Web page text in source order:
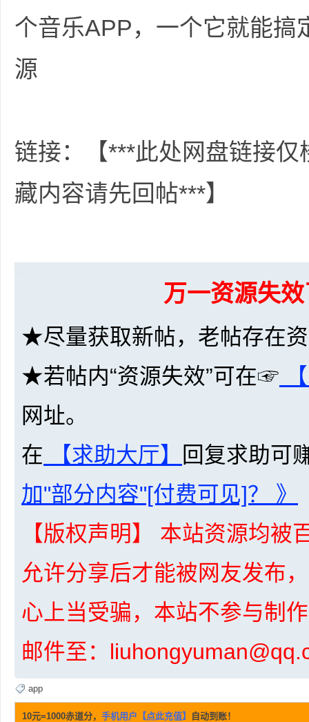
个音乐APP，一个它就能搞
源
链接：【***此处网盘链接
藏内容请先回帖***】
万一资源失
★尽量获取新帖，老帖存在
★若帖内“资源失效”可在☞
网址。
在 【求助大厅】
回复求助可
加"部分内容"[付费可见]？ 》
【版权声明】 本站资源均
允许分享后才能被网友发布
心上当受骗，本站不参与制
邮件至：
app
10元=1000赤道分， 手机用户【点此充值】 自动到账！